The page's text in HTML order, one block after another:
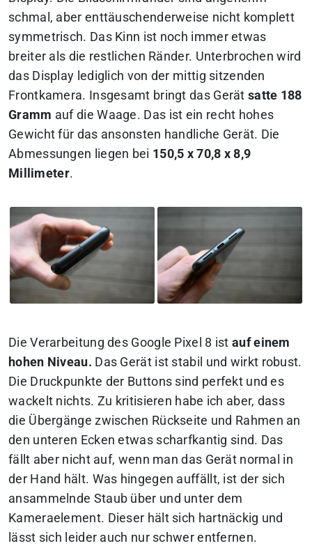
schmal, aber enttäuschenderweise nicht komplett
symmetrisch. Das Kinn ist noch immer etwas
breiter als die restlichen Ränder. Unterbrochen wird
das Display lediglich von der mittig sitzenden
Frontkamera. Insgesamt bringt das Gerät satte 188
Gramm auf die Waage. Das ist ein recht hohes
Gewicht für das ansonsten handliche Gerät. Die
Abmessungen liegen bei 150,5 x 70,8 x 8,9
Millimeter.
Die Verarbeitung des Google Pixel 8 ist auf einem
hohen Niveau. Das Gerät ist stabil und wirkt robust.
Die Druckpunkte der Buttons sind perfekt und es
wackelt nichts. Zu kritisieren habe ich aber, dass
die Übergänge zwischen Rückseite und Rahmen an
den unteren Ecken etwas scharfkantig sind. Das
fällt aber nicht auf, wenn man das Gerät normal in
der Hand hält. Was hingegen auffällt, ist der sich
ansammelnde Staub über und unter dem
Kameraelement. Dieser hält sich hartnäckig und
lässt sich leider auch nur schwer entfernen.